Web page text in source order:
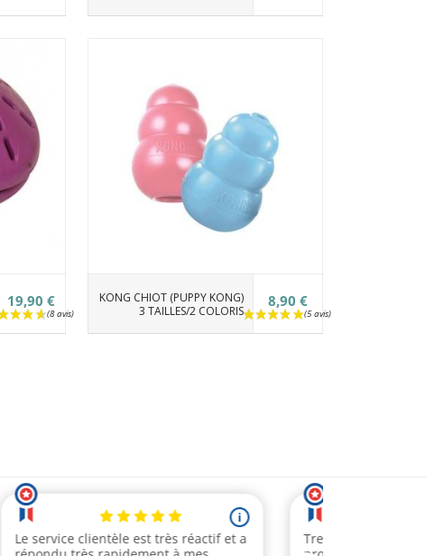
19,90 €
KONG CHIOT (PUPPY KONG)
3 TAILLES/2 COLORIS
8,90 €